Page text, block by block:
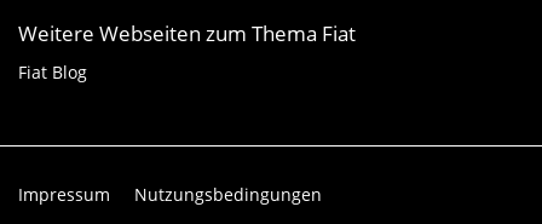
Weitere Webseiten zum Thema Fiat
Fiat Blog
Impressum Nutzungsbedingungen